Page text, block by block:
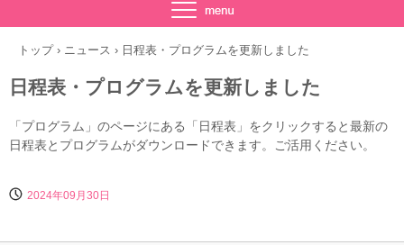
トップ › ニュース › 日程表・プログラムを更新しました
日程表・プログラムを更新しました
「プログラム」のページにある「日程表」をクリックすると最新の
日程表とプログラムがダウンロードできます。ご活用ください。
2024年09月30日